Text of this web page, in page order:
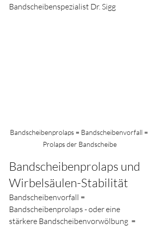
Bandscheibenspezialist Dr. Sigg
Bandscheibenprolaps = Bandscheibenvorfall =
Prolaps der Bandscheibe
Bandscheibenprolaps und
Wirbelsäulen-Stabilität
Bandscheibenvorfall =
Bandscheibenprolaps - oder eine
stärkere Bandscheibenvorwölbung  =